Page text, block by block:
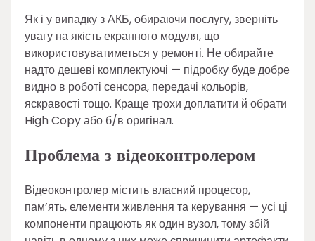
Як і у випадку з АКБ, обираючи послугу, зверніть
увагу на якість екранного модуля, що
використовуватиметься у ремонті. Не обирайте
надто дешеві комплектуючі — підробку буде добре
видно в роботі сенсора, передачі кольорів,
яскравості тощо. Краще трохи доплатити й обрати
High Copy або б/в оригінал.
Проблема з відеоконтролером
Відеоконтролер містить власний процесор,
пам’ять, елементи живлення та керування — усі ці
компоненти працюють як один вузол, тому збій